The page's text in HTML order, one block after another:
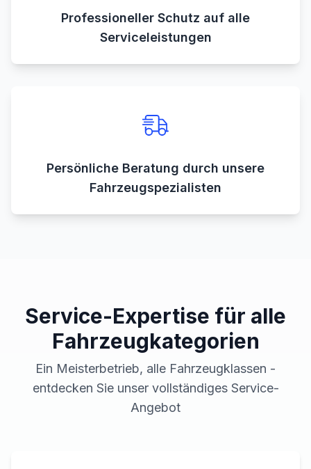
Professioneller Schutz auf alle
Serviceleistungen
Persönliche Beratung durch unsere
Fahrzeugspezialisten
Service-Expertise für alle
Fahrzeugkategorien
Ein Meisterbetrieb, alle Fahrzeugklassen -
entdecken Sie unser vollständiges Service-
Angebot